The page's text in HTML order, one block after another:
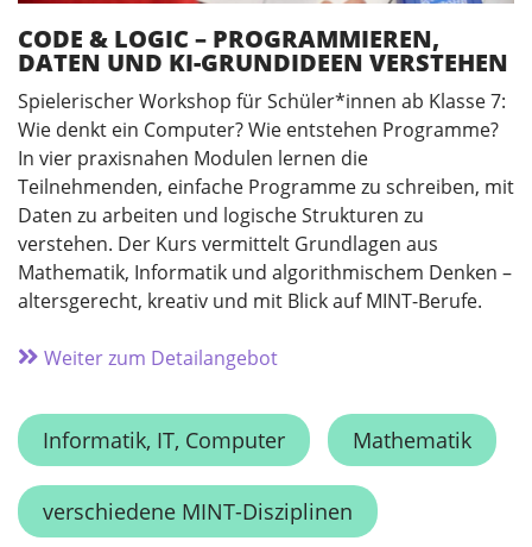
CODE & LOGIC – PROGRAMMIEREN,
DATEN UND KI-GRUNDIDEEN VERSTEHEN
Spielerischer Workshop für Schüler*innen ab Klasse 7:
Wie denkt ein Computer? Wie entstehen Programme?
In vier praxisnahen Modulen lernen die
Teilnehmenden, einfache Programme zu schreiben, mit
Daten zu arbeiten und logische Strukturen zu
verstehen. Der Kurs vermittelt Grundlagen aus
Mathematik, Informatik und algorithmischem Denken –
altersgerecht, kreativ und mit Blick auf MINT-Berufe.
Weiter zum Detailangebot
Informatik, IT, Computer Mathematik
verschiedene MINT-Disziplinen